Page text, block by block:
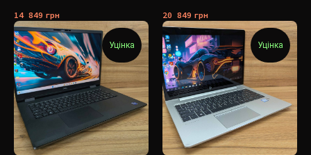
14 849 грн 20 849 грн
Уцінка Уцінка